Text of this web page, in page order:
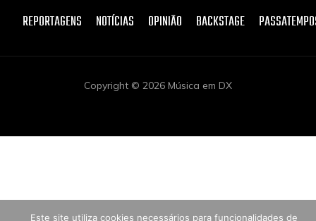
REPORTAGENS NOTÍCIAS OPINIÃO BACKSTAGE
Copyright © 2026 Música em DX
Este site utiliza cookies necessários para funcionalidades de